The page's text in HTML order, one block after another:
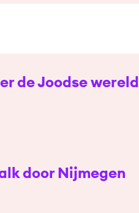
de Joodse wereld
door Nijmegen